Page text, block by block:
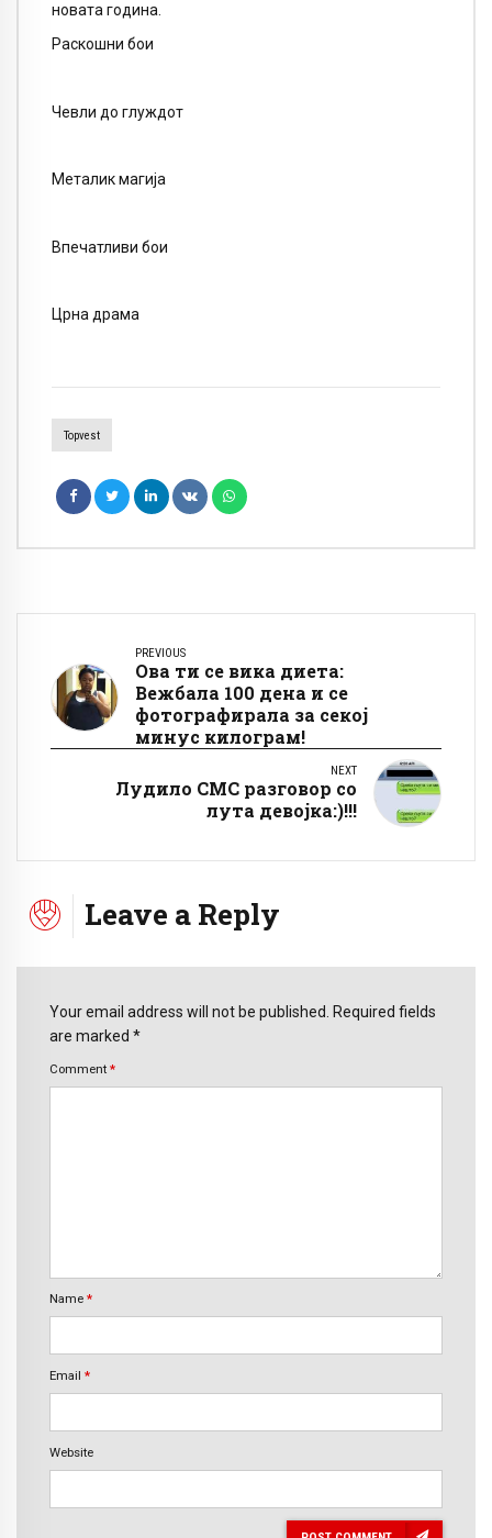
новата година.
Раскошни бои
Чевли до глуждот
Металик магија
Впечатливи бои
Црна драма
Topvest
PREVIOUS
Ова ти се вика диета:
Вежбала 100 дена и се
фотографирала за секој
минус килограм!
NEXT
Лудило СМС разговор со
лута девојка:)!!!
Leave a Reply
Your email address will not be published. Required fields
are marked *
Comment *
Name *
Email *
Website